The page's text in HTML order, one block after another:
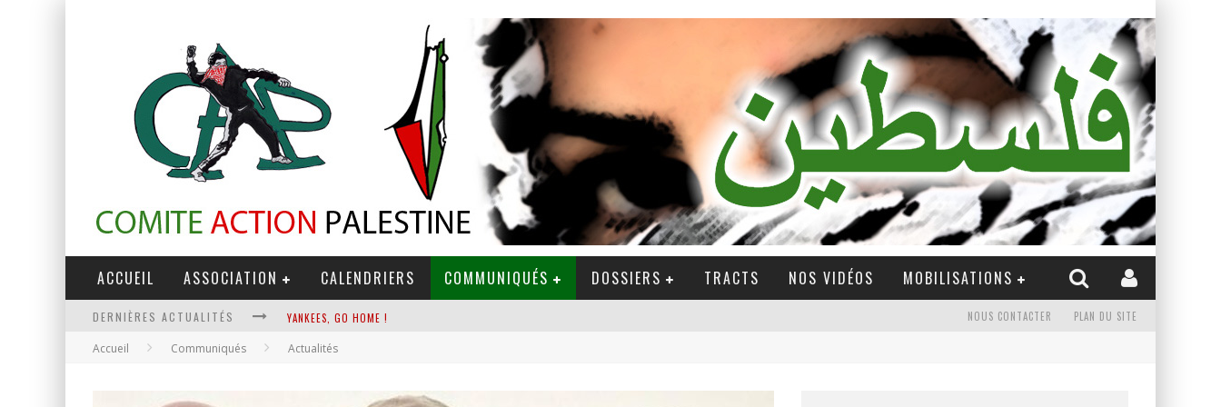
ACCUEIL ASSOCIATION CALENDRIERS COMMUNIQUÉS DOSSIERS TRACTS NOS VIDÉOS MOBILISATIONS
DERNIÈRES ACTUALITÉS YANKEES, GO HOME !
CHANTAGE TERRORISTE
NOUS CONTACTER PLAN DU SITE
Accueil Communiqués Actualités